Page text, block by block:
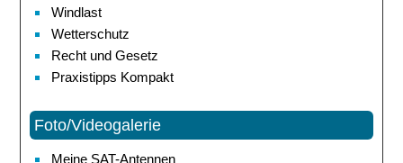
Windlast
Wetterschutz
Recht und Gesetz
Praxistipps Kompakt
Foto/Videogalerie
Meine SAT-Antennen